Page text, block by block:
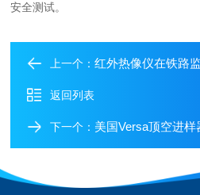
安全测试。
上一个：红外热像仪在铁路
返回列表
下一个： 美国Versa顶空进样器